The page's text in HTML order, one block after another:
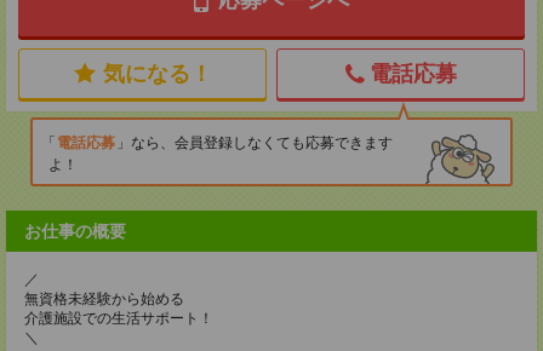
気になる！ 電話応募
電話応募
なら、会員登録しなくても応募できます
よ！
お仕事の概要
／
無資格未経験から始める
介護施設での生活サポート！
＼